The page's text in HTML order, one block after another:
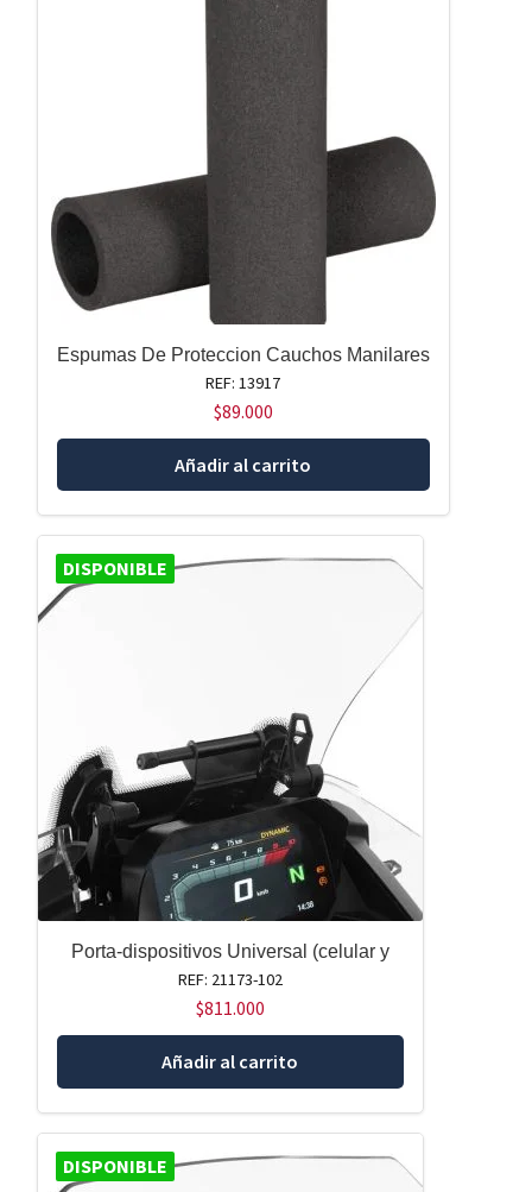
Espumas De Proteccion Cauchos Manilares
REF: 13917
$89.000
Añadir al carrito
DISPONIBLE
Porta-dispositivos Universal (celular y
REF: 21173-102
$811.000
Añadir al carrito
DISPONIBLE